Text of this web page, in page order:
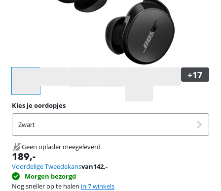
Kies je oordopjes
Zwart
Geen oplader meegeleverd
189,-
Voordelige Tweedekansvan142,-
Morgen bezorgd
Nog sneller op te halen in 7 winkels